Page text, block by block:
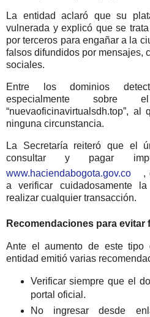
La entidad aclaró quesu
vulnerada y explicó que se
por terceros para engañar a la
falsos difundidos por mensajes,
sociales.
Entre los dominios
especialmente sobre
“nuevaoficinavirtualsdh.top”, al
ninguna circunstancia.
La Secretaría reiteró que el
consultar y pagar
www.haciendabogota.gov.co
,
a verificar cuidadosamente
realizar cualquier transacción.
Recomendaciones para evitar
Ante el aumento de este tipo
entidad emitió varias
Verificar siempre que el
portal oficial.
No ingresar desde